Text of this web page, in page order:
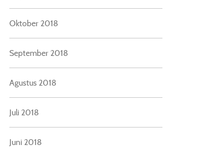
Oktober 2018
September 2018
Agustus 2018
Juli 2018
Juni 2018